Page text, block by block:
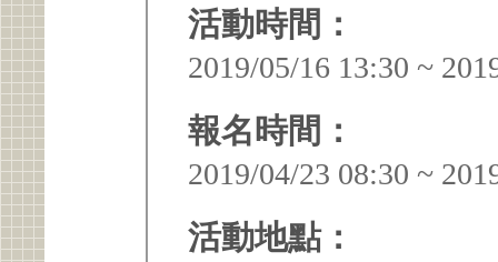
活動時間：
2019/05/16 13:30 ~
報名時間：
2019/04/23 08:30 ~
活動地點：